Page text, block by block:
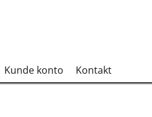
Kunde konto Kontakt